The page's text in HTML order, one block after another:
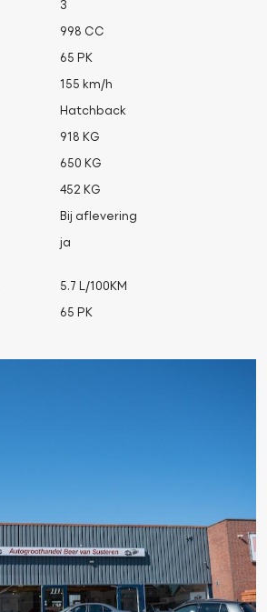
3
998 CC
65 PK
155 km/h
Hatchback
918 KG
650 KG
452 KG
Bij aflevering
ja
5.7 L/100KM
65 PK